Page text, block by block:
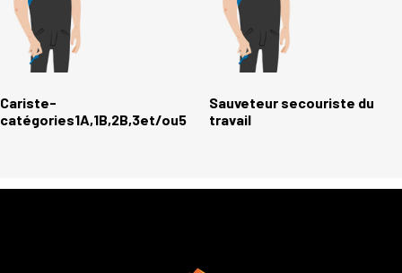
Cariste-
catégories1A,1B,2B,3et/ou5
Sauveteur secouriste du
travail